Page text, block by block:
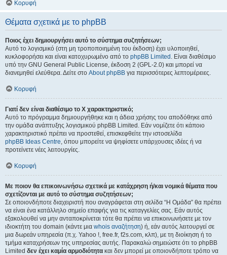
Κορυφή
Θέματα σχετικά με το phpBB
Ποιος έχει δημιουργήσει αυτό το σύστημα συζητήσεων;
Αυτό το λογισμικό (στη μη τροποποιημένη του έκδοση) έχει υλοποιηθεί,
κυκλοφορήσει και είναι κατοχυρωμένο από το phpBB Limited . Είναι διαθέσιμο
υπό την GNU General Public License, έκδοση 2 (GPL-2.0) και μπορεί να
διανεμηθεί ελεύθερα. Δείτε στο About phpBB για περισσότερες λεπτομέρειες.
Κορυφή
Γιατί δεν είναι διαθέσιμο το Χ χαρακτηριστικό;
Αυτό το πρόγραμμα δημιουργήθηκε και η άδεια χρήσης του αποδόθηκε από
την ομάδα ανάπτυξης λογισμικού phpBB Limited. Εάν νομίζετε ότι κάποιο
χαρακτηριστικό πρέπει να προστεθεί, επισκεφθείτε την ιστοσελίδα
phpBB Ideas Centre, όπου μπορείτε να ψηφίσετε υπάρχουσες ιδέες ή να
προτείνετε νέες λειτουργίες.
Κορυφή
Με ποιον θα επικοινωνήσω σχετικά με κατάχρηση ή/και νομικά θέματα που
σχετίζονται με αυτό το σύστημα συζητήσεων;
Σε οποιονδήποτε διαχειριστή που αναγράφεται στη σελίδα “Η Ομάδα” θα πρέπει
να είναι ένα κατάλληλο σημείο επαφής για τις καταγγελίες σας. Εάν αυτός
εξακολουθεί να μην ανταποκρίνεται τότε θα πρέπει να επικοινωνήσετε με τον
ιδιοκτήτη του domain (κάντε μια whois αναζήτηση) ή, εάν αυτός λειτουργεί σε
μια δωρεάν υπηρεσία (π.χ. Yahoo !, free.fr, f2s.com, κλπ), με τη διοίκηση ή το
τμήμα καταχρήσεων της υπηρεσίας αυτής. Παρακαλώ σημειώστε ότι το phpBB
Limited δεν έχει καμία αρμοδιότητα και δεν μπορεί με οποιονδήποτε τρόπο να